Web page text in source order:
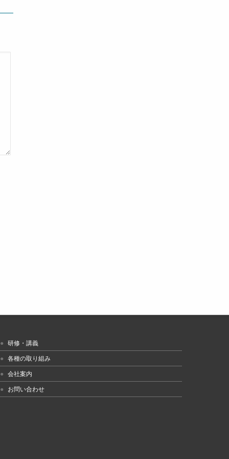
研修・講義
各種の取り組み
会社案内
お問い合わせ